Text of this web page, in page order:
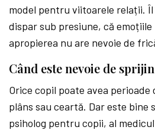
model pentru viitoarele relații.
dispar sub presiune, că
apropierea nu are nevoie de
Când este nevoie de
Orice copil poate avea
plâns sau ceartă. Dar este bine
psiholog pentru copii, al